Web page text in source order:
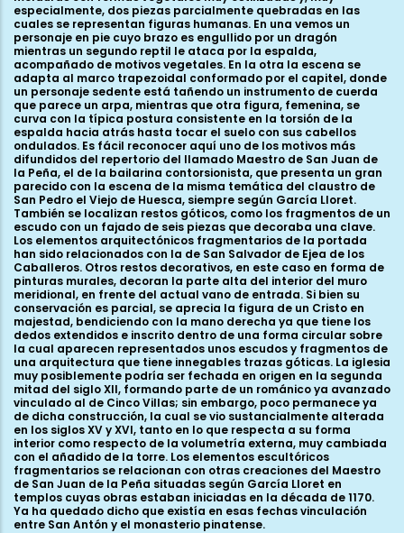
especialmente, dos piezas parcialmente quebradas en las
cuales se representan figuras humanas. En una vemos un
personaje en pie cuyo brazo es engullido por un dragón
mientras un segundo reptil le ataca por la espalda,
acompañado de motivos vegetales. En la otra la escena se
adapta al marco trapezoidal conformado por el capitel, donde
un personaje sedente está tañendo un instrumento de cuerda
que parece un arpa, mientras que otra figura, femenina, se
curva con la típica postura consistente en la torsión de la
espalda hacia atrás hasta tocar el suelo con sus cabellos
ondulados. Es fácil reconocer aquí uno de los motivos más
difundidos del repertorio del llamado Maestro de San Juan de
la Peña, el de la bailarina contorsionista, que presenta un gran
parecido con la escena de la misma temática del claustro de
San Pedro el Viejo de Huesca, siempre según García Lloret.
También se localizan restos góticos, como los fragmentos de un
escudo con un fajado de seis piezas que decoraba una clave.
Los elementos arquitectónicos fragmentarios de la portada
han sido relacionados con la de San Salvador de Ejea de los
Caballeros. Otros restos decorativos, en este caso en forma de
pinturas murales, decoran la parte alta del interior del muro
meridional, en frente del actual vano de entrada. Si bien su
conservación es parcial, se aprecia la figura de un Cristo en
majestad, bendiciendo con la mano derecha ya que tiene los
dedos extendidos e inscrito dentro de una forma circular sobre
la cual aparecen representados unos escudos y fragmentos de
una arquitectura que tiene innegables trazas góticas. La iglesia
muy posiblemente podría ser fechada en origen en la segunda
mitad del siglo XII, formando parte de un románico ya avanzado
vinculado al de Cinco Villas; sin embargo, poco permanece ya
de dicha construcción, la cual se vio sustancialmente alterada
en los siglos XV y XVI, tanto en lo que respecta a su forma
interior como respecto de la volumetría externa, muy cambiada
con el añadido de la torre. Los elementos escultóricos
fragmentarios se relacionan con otras creaciones del Maestro
de San Juan de la Peña situadas según García Lloret en
templos cuyas obras estaban iniciadas en la década de 1170.
Ya ha quedado dicho que existía en esas fechas vinculación
entre San Antón y el monasterio pinatense.